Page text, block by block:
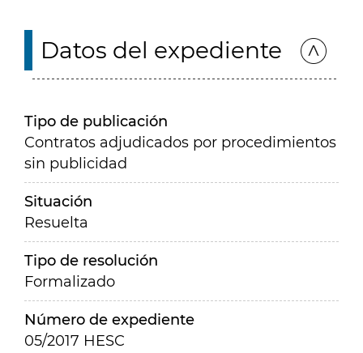
Datos del expediente
Tipo de publicación
Contratos adjudicados por procedimientos
sin publicidad
Situación
Resuelta
Tipo de resolución
Formalizado
Número de expediente
05/2017 HESC